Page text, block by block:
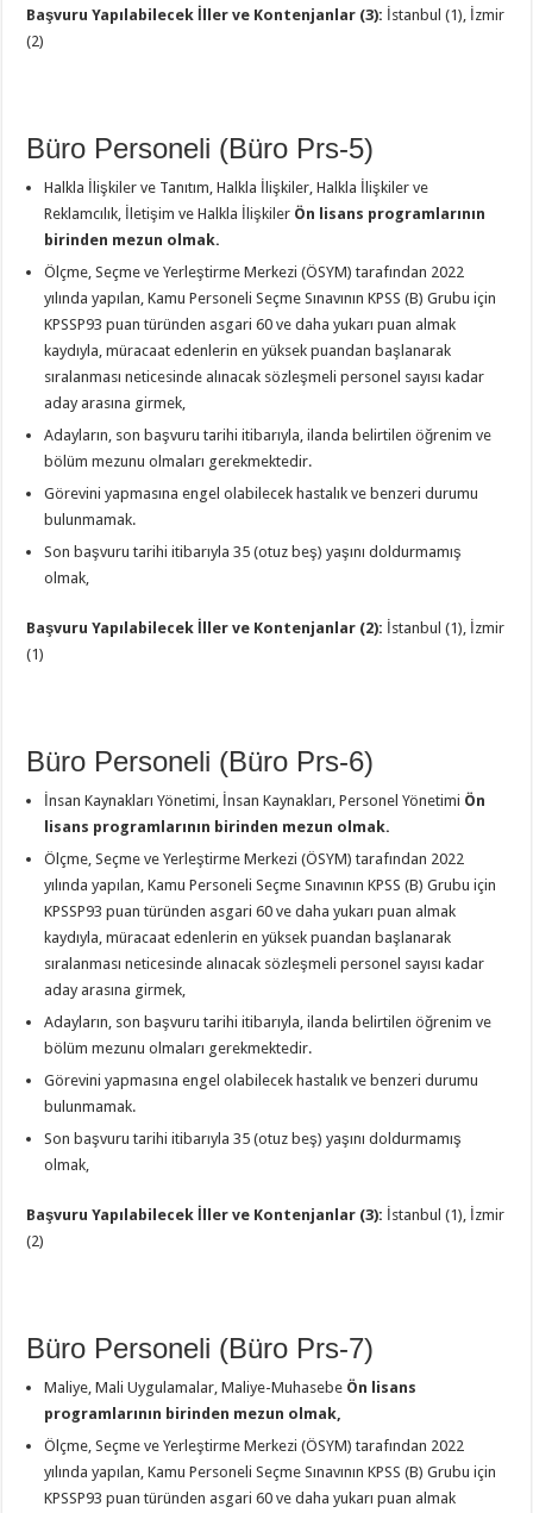
Başvuru Yapılabilecek İller ve Kontenjanlar (3): İstanbul (1), İzmir
(2)
Büro Personeli (Büro Prs-5)
Halkla İlişkiler ve Tanıtım, Halkla İlişkiler, Halkla İlişkiler ve
Reklamcılık, İletişim ve Halkla İlişkiler Ön lisans programlarının
birinden mezun olmak.
Ölçme, Seçme ve Yerleştirme Merkezi (ÖSYM) tarafından 2022
yılında yapılan, Kamu Personeli Seçme Sınavının KPSS (B) Grubu için
KPSSP93 puan türünden asgari 60 ve daha yukarı puan almak
kaydıyla, müracaat edenlerin en yüksek puandan başlanarak
sıralanması neticesinde alınacak sözleşmeli personel sayısı kadar
aday arasına girmek,
Adayların, son başvuru tarihi itibarıyla, ilanda belirtilen öğrenim ve
bölüm mezunu olmaları gerekmektedir.
Görevini yapmasına engel olabilecek hastalık ve benzeri durumu
bulunmamak.
Son başvuru tarihi itibarıyla 35 (otuz beş) yaşını doldurmamış
olmak,
Başvuru Yapılabilecek İller ve Kontenjanlar (2): İstanbul (1), İzmir
(1)
Büro Personeli (Büro Prs-6)
İnsan Kaynakları Yönetimi, İnsan Kaynakları, Personel Yönetimi Ön
lisans programlarının birinden mezun olmak.
Ölçme, Seçme ve Yerleştirme Merkezi (ÖSYM) tarafından 2022
yılında yapılan, Kamu Personeli Seçme Sınavının KPSS (B) Grubu için
KPSSP93 puan türünden asgari 60 ve daha yukarı puan almak
kaydıyla, müracaat edenlerin en yüksek puandan başlanarak
sıralanması neticesinde alınacak sözleşmeli personel sayısı kadar
aday arasına girmek,
Adayların, son başvuru tarihi itibarıyla, ilanda belirtilen öğrenim ve
bölüm mezunu olmaları gerekmektedir.
Görevini yapmasına engel olabilecek hastalık ve benzeri durumu
bulunmamak.
Son başvuru tarihi itibarıyla 35 (otuz beş) yaşını doldurmamış
olmak,
Başvuru Yapılabilecek İller ve Kontenjanlar (3): İstanbul (1), İzmir
(2)
Büro Personeli (Büro Prs-7)
Maliye, Mali Uygulamalar, Maliye-Muhasebe Ön lisans
programlarının birinden mezun olmak,
Ölçme, Seçme ve Yerleştirme Merkezi (ÖSYM) tarafından 2022
yılında yapılan, Kamu Personeli Seçme Sınavının KPSS (B) Grubu için
KPSSP93 puan türünden asgari 60 ve daha yukarı puan almak